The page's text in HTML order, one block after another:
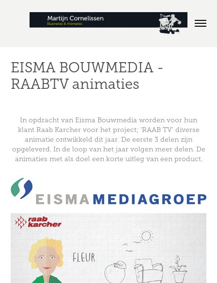
EISMA BOUWMEDIA -
RAABTV animaties
In opdracht van Eisma Bouwmedia worden voor hun
klant Raab Karcher voor het project; 'RAAB TV' diverse
animatie ontwikkeld dit jaar. De eerste 3 delen zijn
opgeleverd. In de loop van het jaar volgen meer delen. De
animaties met als doel een korte uitleg van een product.